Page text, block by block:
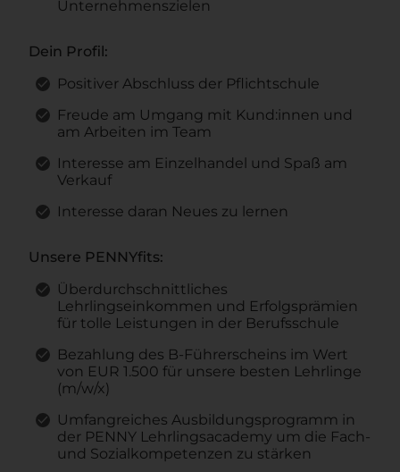
Unternehmenszielen
Dein Profil:
Positiver Abschluss der Pflichtschule
Freude am Umgang mit Kund:innen und
am Arbeiten im Team
Interesse am Einzelhandel und Spaß am
Verkauf
Interesse daran Neues zu lernen
Unsere PENNYfits:
Überdurchschnittliches
Lehrlingseinkommen und Erfolgsprämien
für tolle Leistungen in der Berufsschule
Bezahlung des B-Führerscheins im Wert
von EUR 1.500 für unsere besten Lehrlinge
(m/w/x)
Umfangreiches Ausbildungsprogramm in
der PENNY Lehrlingsacademy um die Fach-
und Sozialkompetenzen zu stärken